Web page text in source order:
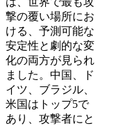
撃の覆い場所にお
ける、予測可能な
安定性と劇的な変
化の両方が見られ
ました。中国、ド
イツ、ブラジル、
米国はトップ5で
あり、攻撃者にと